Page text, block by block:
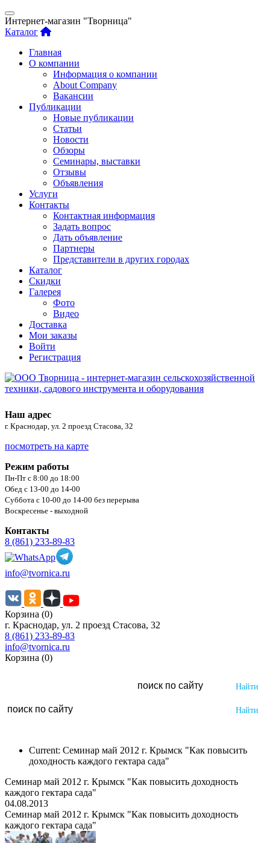
Интернет-магазин "Творница"
Каталог
Главная
О компании
Информация о компании
About Company
Вакансии
Публикации
Новые публикации
Статьи
Новости
Обзоры
Семинары, выставки
Отзывы
Объявления
Услуги
Контакты
Контактная информация
Задать вопрос
Дать объявление
Партнеры
Представители в других городах
Каталог
Скидки
Галерея
Фото
Видео
Доставка
Мои заказы
Войти
Регистрация
Наш адрес
г. Краснодар, ул. 2 проезд Стасова, 32
посмотреть на карте
Режим работы
Пн-Пт с 8:00 до 18:00
Обед с 13-00 до 14-00
Суббота с 10-00 до 14-00 без перерыва
Воскресенье - выходной
Контакты
8 (861) 233-89-83
info@tvornica.ru
Корзина (0)
г. Краснодар, ул. 2 проезд Стасова, 32
8 (861) 233-89-83
info@tvornica.ru
Корзина (0)
Current: Семинар май 2012 г. Крымск "Как повысить
доходность каждого гектара сада"
Семинар май 2012 г. Крымск "Как повысить доходность
каждого гектара сада"
04.08.2013
Семинар май 2012 г. Крымск "Как повысить доходность
каждого гектара сада"